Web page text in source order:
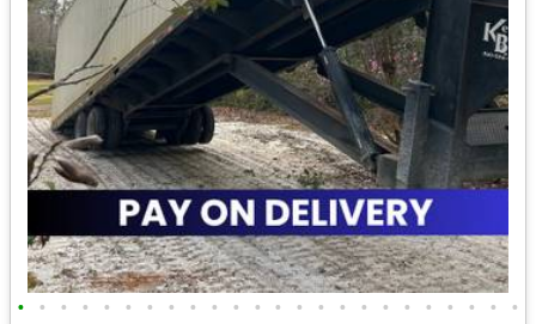
• • • • • • • • • • • • • • • • • • • • • • • •